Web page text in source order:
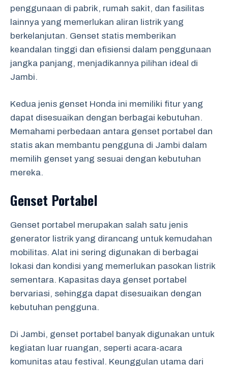
penggunaan di pabrik, rumah sakit, dan fasilitas
lainnya yang memerlukan aliran listrik yang
berkelanjutan. Genset statis memberikan
keandalan tinggi dan efisiensi dalam penggunaan
jangka panjang, menjadikannya pilihan ideal di
Jambi.
Kedua jenis genset Honda ini memiliki fitur yang
dapat disesuaikan dengan berbagai kebutuhan.
Memahami perbedaan antara genset portabel dan
statis akan membantu pengguna di Jambi dalam
memilih genset yang sesuai dengan kebutuhan
mereka.
Genset Portabel
Genset portabel merupakan salah satu jenis
generator listrik yang dirancang untuk kemudahan
mobilitas. Alat ini sering digunakan di berbagai
lokasi dan kondisi yang memerlukan pasokan listrik
sementara. Kapasitas daya genset portabel
bervariasi, sehingga dapat disesuaikan dengan
kebutuhan pengguna.
Di Jambi, genset portabel banyak digunakan untuk
kegiatan luar ruangan, seperti acara-acara
komunitas atau festival. Keunggulan utama dari